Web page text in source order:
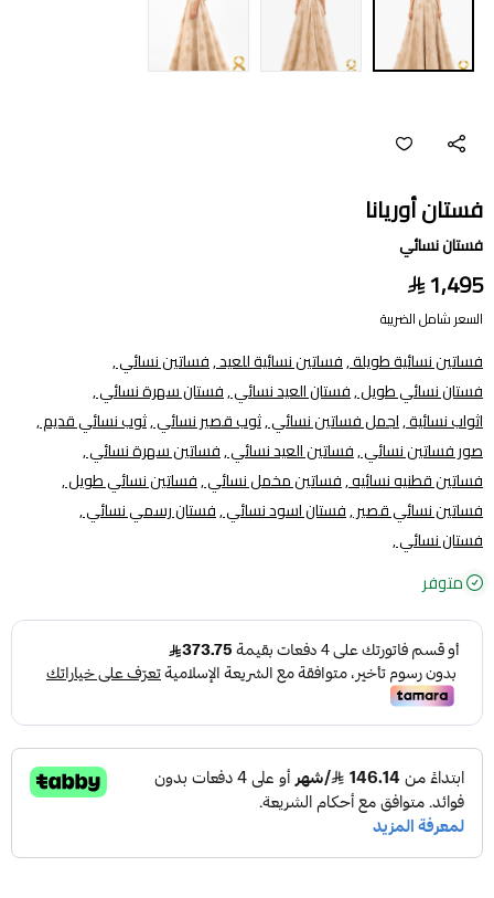
فستان أوريانا
فستان نسائي
1,495
السعر شامل الضريبة
فساتين نسائية طويلة ,فساتين نسائية للعيد ,فساتين نسائي ,
فستان نسائي طويل ,فستان العيد نسائي ,فستان سهرة نسائي ,
اثواب نسائية ,اجمل فساتين نسائي ,ثوب قصير نسائي ,ثوب نسائي قديم ,
صور فساتين نسائي ,فساتين العيد نسائي ,فساتين سهرة نسائي ,
فساتين قطنيه نسائيه ,فساتين مخمل نسائي ,فساتين نسائي طويل ,
فساتين نسائي قصير ,فستان اسود نسائي ,فستان رسمي نسائي ,
فستان نسائي ,
متوفر